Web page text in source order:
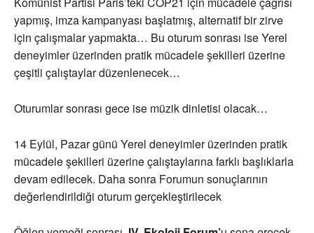
yapmış, imza kampanyası başlatmış, alternatif bir zirve
için çalışmalar yapmakta… Bu oturum sonrası ise Yerel
deneyimler üzerinden pratik mücadele şekilleri üzerine
çeşitli çalıştaylar düzenlenecek…
Oturumlar sonrası gece ise müzik dinletisi olacak…
14 Eylül, Pazar günü Yerel deneyimler üzerinden pratik
mücadele şekilleri üzerine çalıştaylarına farklı başlıklarla
devam edilecek. Daha sonra Forumun sonuçlarının
değerlendirildiği oturum gerçekleştirilecek